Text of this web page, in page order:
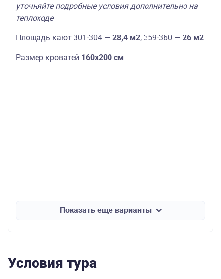
уточняйте подробные условия дополнительно на
теплоходе
Площадь кают 301-304 — 28,4 м2, 359-360 — 26 м2
Размер кроватей 160х200 см
Показать еще варианты
Условия тура